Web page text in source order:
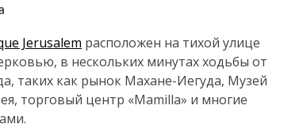
Jerusalem расположен на тихой улице
в нескольких минутах ходьбы от
таких как рынок Махане-Иегуда, Музей
торговый центр «Mamilla» и многие